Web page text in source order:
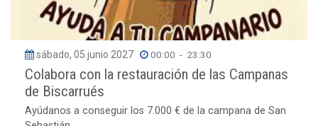
sábado, 05 junio 2027 00:00 - 23:30
Colabora con la restauración de las Campanas
de Biscarrués
Ayúdanos a conseguir los 7.000 € de la campana de San